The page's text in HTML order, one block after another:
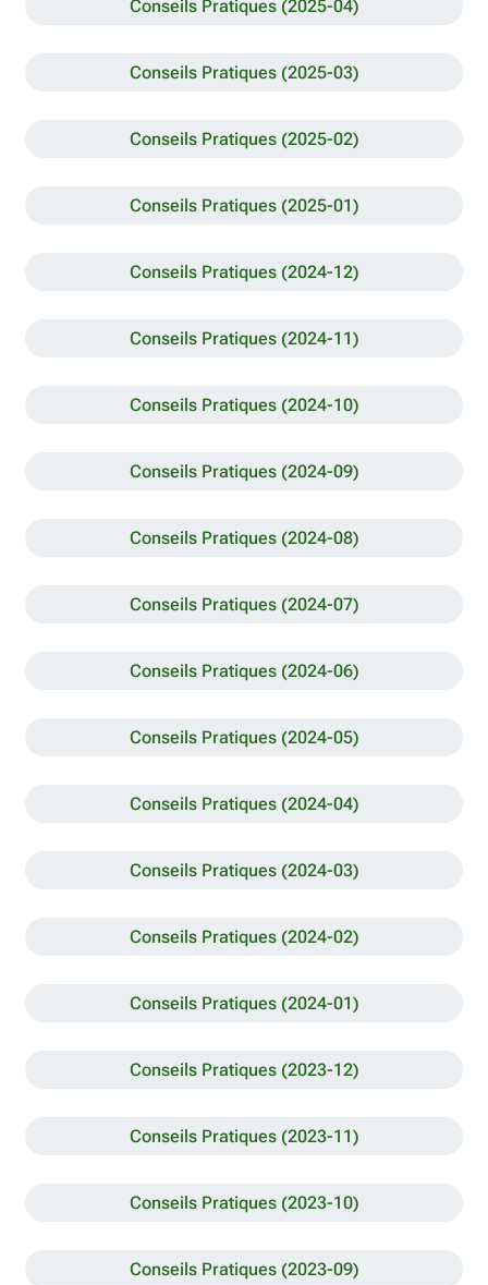
Conseils Pratiques (2025-04)
Conseils Pratiques (2025-03)
Conseils Pratiques (2025-02)
Conseils Pratiques (2025-01)
Conseils Pratiques (2024-12)
Conseils Pratiques (2024-11)
Conseils Pratiques (2024-10)
Conseils Pratiques (2024-09)
Conseils Pratiques (2024-08)
Conseils Pratiques (2024-07)
Conseils Pratiques (2024-06)
Conseils Pratiques (2024-05)
Conseils Pratiques (2024-04)
Conseils Pratiques (2024-03)
Conseils Pratiques (2024-02)
Conseils Pratiques (2024-01)
Conseils Pratiques (2023-12)
Conseils Pratiques (2023-11)
Conseils Pratiques (2023-10)
Conseils Pratiques (2023-09)